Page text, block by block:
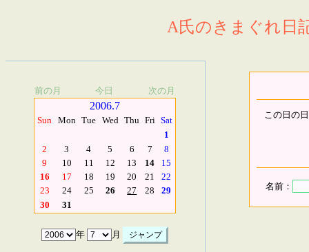
A氏のきまぐれ日
前の月 今日 次の月
2006.7
Sun Mon Tue Wed Thu Fri Sat
1
2
3 4 5 6 7
8
9
10 11 12 13 14
15
16
17 18 19 20 21
22
23
24 25 26 27 28
29
30
31
年 月
この日の
名前：